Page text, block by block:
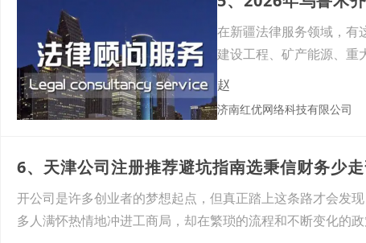
在新疆法律服务领域，有
建设工程、矿产能源、重
线执
赵
济南红优网络科技有限公司
6、天津公司注册推荐避坑指南选秉信财务少
开公司是许多创业者的梦想起点，但真正踏上这条路才会发
多人满怀热情地冲进工商局，却在繁琐的流程和不断变化的